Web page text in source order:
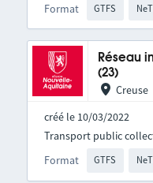
Format GTFS
Réseau
(23)
Creuse
créé le 10/03/2022
Format GTFS
Transport public